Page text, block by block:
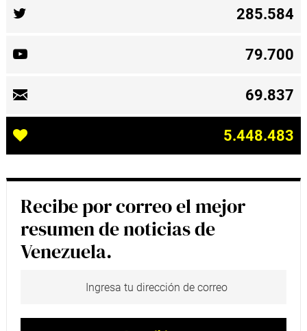
285.584
79.700
69.837
5.448.483
Recibe por correo el mejor
resumen de noticias de
Venezuela.